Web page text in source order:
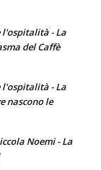
l'ospitalità - La
del Caffè
l'ospitalità - La
nascono le
Noemi - La